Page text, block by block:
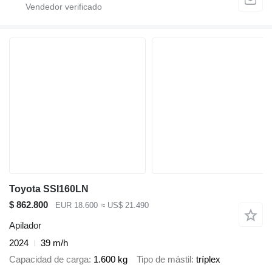
Toyota SSI160LN
$ 862.800
EUR 18.600 ≈ US$ 21.490
Apilador
2024
39 m/h
Capacidad de carga 1.600 kg Tipo de mástil tríplex